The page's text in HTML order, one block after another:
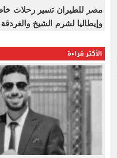
مصر للطيران تسير رحلات
وإيطاليا لشرم الشيخ والغردقة
الأكثر قراءة